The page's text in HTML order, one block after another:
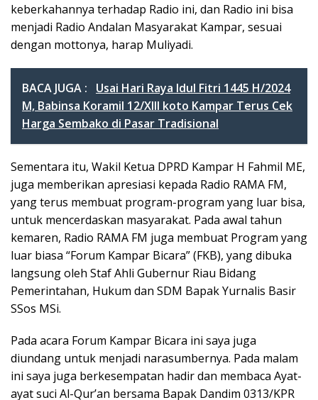
keberkahannya terhadap Radio ini, dan Radio ini bisa
menjadi Radio Andalan Masyarakat Kampar, sesuai
dengan mottonya, harap Muliyadi.
BACA JUGA :
Usai Hari Raya Idul Fitri 1445 H/2024
M, Babinsa Koramil 12/XIII koto Kampar Terus Cek
Harga Sembako di Pasar Tradisional
Sementara itu, Wakil Ketua DPRD Kampar H Fahmil ME,
juga memberikan apresiasi kepada Radio RAMA FM,
yang terus membuat program-program yang luar bisa,
untuk mencerdaskan masyarakat. Pada awal tahun
kemaren, Radio RAMA FM juga membuat Program yang
luar biasa “Forum Kampar Bicara” (FKB), yang dibuka
langsung oleh Staf Ahli Gubernur Riau Bidang
Pemerintahan, Hukum dan SDM Bapak Yurnalis Basir
SSos MSi.
Pada acara Forum Kampar Bicara ini saya juga
diundang untuk menjadi narasumbernya. Pada malam
ini saya juga berkesempatan hadir dan membaca Ayat-
ayat suci Al-Qur’an bersama Bapak Dandim 0313/KPR